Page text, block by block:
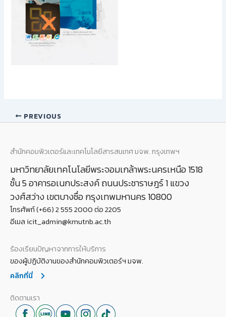
PREVIOUS
สำนักคอมพิวเตอร์และเทคโนโลยีสารสนเทศ มจพ. กรุงเทพฯ
มหาวิทยาลัยเทคโนโลยีพระจอมเกล้าพระนครเหนือ 1518
ชั้น 5 อาคารอเนกประสงค์ ถนนประชาราษฎร์ 1 แขวง
วงศ์สว่าง เขตบางซื่อ กรุงเทพมหานคร 10800
โทรศัพท์ (+66) 2 555 2000 ต่อ 2205
อีเมล icit_admin@kmutnb.ac.th
ร้องเรียนปัญหาจากการให้บริการ
ของผู้ปฏิบัติงานของสำนักคอมพิวเตอร์ฯ มจพ.
คลิกที่นี่
ติดตามเรา